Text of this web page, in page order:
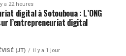
a 22 heures
digital à Sotouboua : L’ONG
l’entrepreneuriat digital
(JT) il y a 1 jour